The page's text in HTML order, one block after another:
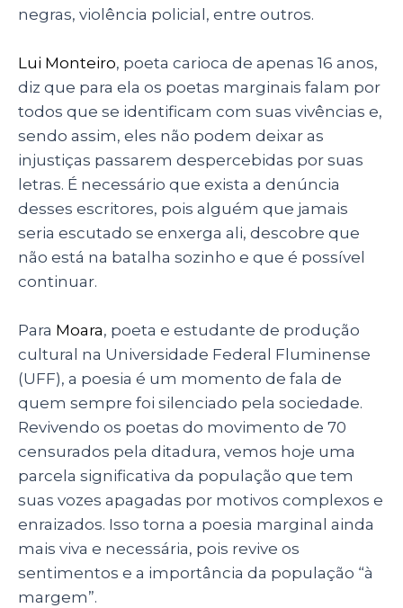
negras, violência policial, entre outros.
Lui Monteiro, poeta carioca de apenas 16 anos,
diz que para ela os poetas marginais falam por
todos que se identificam com suas vivências e,
sendo assim, eles não podem deixar as
injustiças passarem despercebidas por suas
letras. É necessário que exista a denúncia
desses escritores, pois alguém que jamais
seria escutado se enxerga ali, descobre que
não está na batalha sozinho e que é possível
continuar.
Para Moara, poeta e estudante de produção
cultural na Universidade Federal Fluminense
(UFF), a poesia é um momento de fala de
quem sempre foi silenciado pela sociedade.
Revivendo os poetas do movimento de 70
censurados pela ditadura, vemos hoje uma
parcela significativa da população que tem
suas vozes apagadas por motivos complexos e
enraizados. Isso torna a poesia marginal ainda
mais viva e necessária, pois revive os
sentimentos e a importância da população “à
margem”.